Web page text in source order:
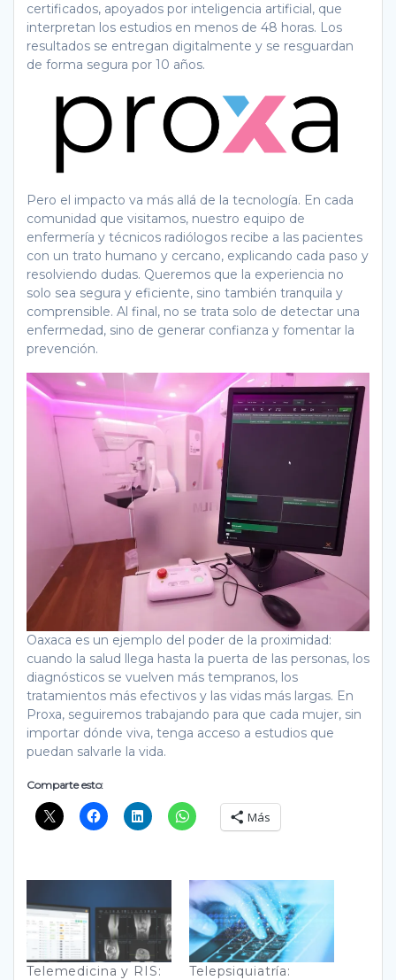
certificados, apoyados por inteligencia artificial, que
interpretan los estudios en menos de 48 horas. Los
resultados se entregan digitalmente y se resguardan
de forma segura por 10 años.
Pero el impacto va más allá de la tecnología. En cada
comunidad que visitamos, nuestro equipo de
enfermería y técnicos radiólogos recibe a las pacientes
con un trato humano y cercano, explicando cada paso y
resolviendo dudas. Queremos que la experiencia no
solo sea segura y eficiente, sino también tranquila y
comprensible. Al final, no se trata solo de detectar una
enfermedad, sino de generar confianza y fomentar la
prevención.
Oaxaca es un ejemplo del poder de la proximidad:
cuando la salud llega hasta la puerta de las personas, los
diagnósticos se vuelven más tempranos, los
tratamientos más efectivos y las vidas más largas. En
Proxa, seguiremos trabajando para que cada mujer, sin
importar dónde viva, tenga acceso a estudios que
puedan salvarle la vida.
Comparte esto:
Más
Telemedicina y RIS: Telepsiquiatría: